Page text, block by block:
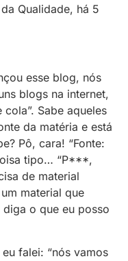
Qualidade, há 5
esse blog, nós
blogs na internet,
Sabe aqueles
da matéria e está
Pô, cara! “Fonte:
tipo… “P***,
de material
material que
o que eu posso
falei: “nós vamos